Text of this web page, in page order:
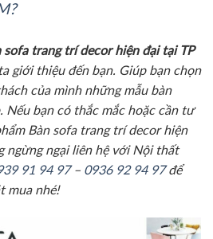
sofa trang trí decor hiện đại tại TP
giới thiệu đến bạn. Giúp bạn chọn
của mình những mẫu bàn
Nếu bạn có thắc mắc hoặc cần tư
Bàn sofa trang trí decor hiện
ngừng ngại liên hệ với Nội thất
91 94 97– 0936 92 94 97để
mua nhé!